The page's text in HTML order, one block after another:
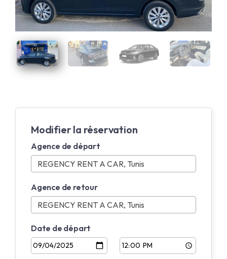
Modifier la réservation
Agence de départ
Agence de retour
Date de départ